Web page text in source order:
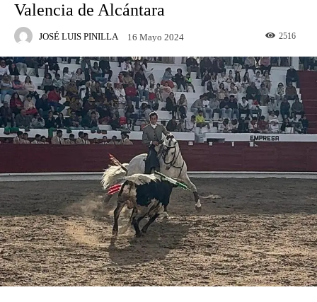
Valencia de Alcántara
JOSÉ LUIS PINILLA 16 Mayo 2024 2516